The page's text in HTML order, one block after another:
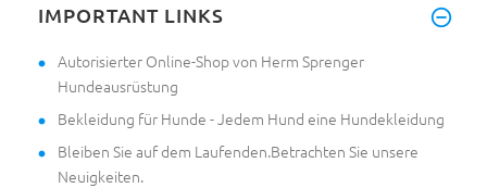
IMPORTANT LINKS
Autorisierter Online-Shop von Herm Sprenger
Hundeausrüstung
Bekleidung für Hunde - Jedem Hund eine Hundekleidung
Bleiben Sie auf dem Laufenden.Betrachten Sie unsere
Neuigkeiten.